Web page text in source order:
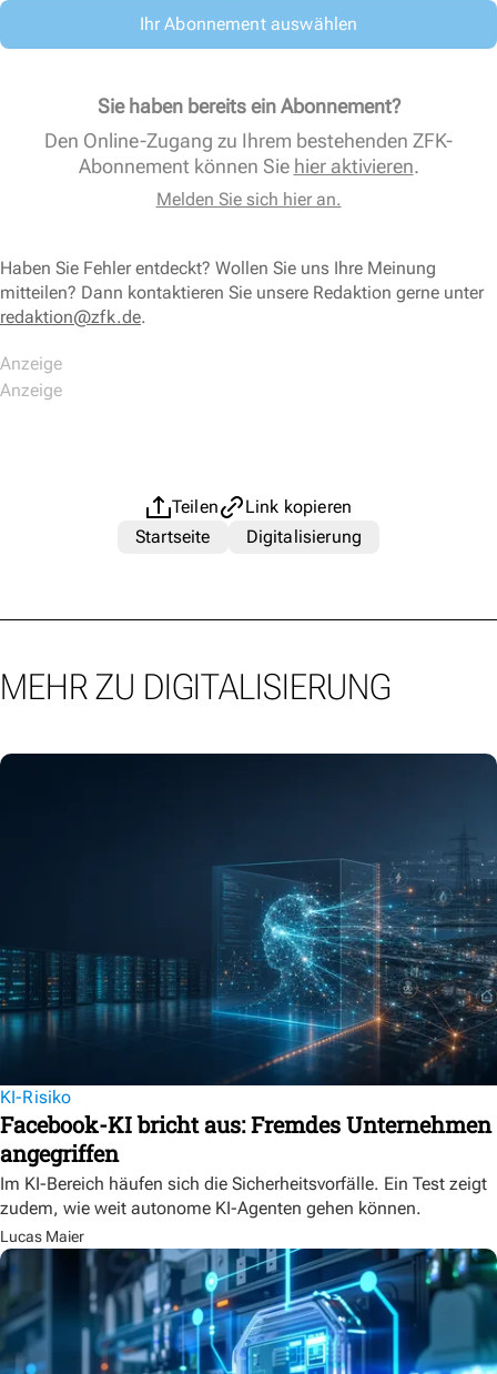
Ihr Abonnement auswählen
Sie haben bereits ein Abonnement?
Den Online-Zugang zu Ihrem bestehenden ZFK-
Abonnement können Sie hier aktivieren.
Melden Sie sich hier an.
Haben Sie Fehler entdeckt? Wollen Sie uns Ihre Meinung
mitteilen? Dann kontaktieren Sie unsere Redaktion gerne unter
redaktion@zfk.de.
Teilen
Link kopieren
Startseite
Digitalisierung
MEHR ZU DIGITALISIERUNG
KI-Risiko
Facebook-KI bricht aus: Fremdes Unternehmen
angegriffen
Im KI-Bereich häufen sich die Sicherheitsvorfälle. Ein Test zeigt
zudem, wie weit autonome KI-Agenten gehen können.
Lucas Maier